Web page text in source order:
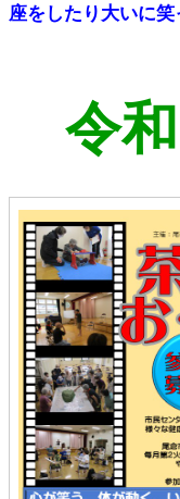
座をしたり大いに
令和